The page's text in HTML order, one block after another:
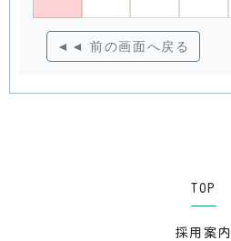
◄◄ 前の画面へ戻る
TOP
採用案内